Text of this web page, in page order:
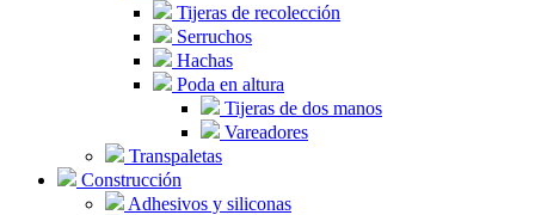
Tijeras de recolección
Serruchos
Hachas
Poda en altura
Tijeras de dos manos
Vareadores
Transpaletas
Construcción
Adhesivos y siliconas